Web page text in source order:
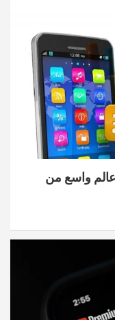
عالم واسع من